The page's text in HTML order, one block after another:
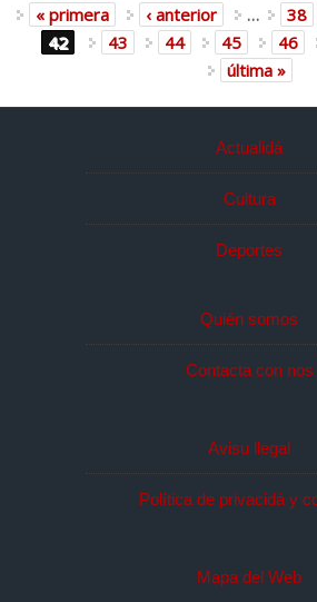
« primera ‹ anterior … 38
42
43 44 45 46
última »
Actualidá
Cultura
Deportes
Quién somos
Contacta con nos
Avisu llegal
Política de privacidá y
Mapa del Web